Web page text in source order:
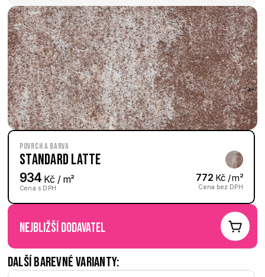
Povrch a barva
Standard Latte
934 Kč / m²
Cena s DPH
772 Kč / m²
Cena bez DPH
nejbližší dodavatel
Další barevné varianty: